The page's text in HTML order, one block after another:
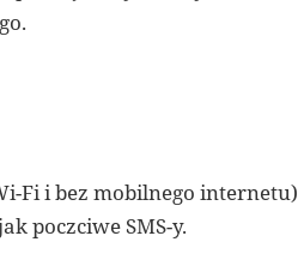
Fi i bez mobilnego internetu)
poczciwe SMS-y.